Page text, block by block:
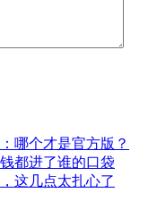
哪个才是官方版？
都进了谁的口袋
这几点太扎心了